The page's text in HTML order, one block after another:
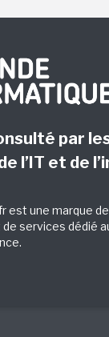
par
l’IT et de
est une marque de
services dédié